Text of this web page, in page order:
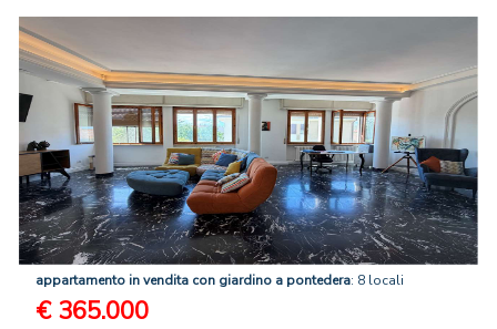
appartamento invendita con giardino a pontedera: 8 locali
€ 365.000